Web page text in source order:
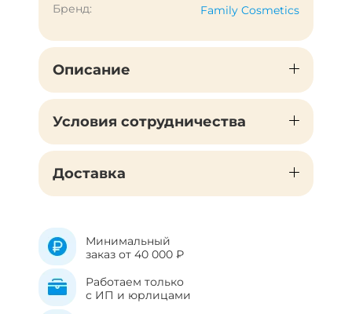
Бренд:
Family Cosmetics
Описание
Условия сотрудничества
Доставка
Минимальный
заказ от 40 000 ₽
Работаем только
с ИП и юрлицами